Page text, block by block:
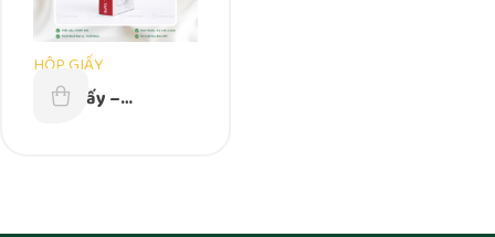
HỘP GIẤY
Hộp Giấy –